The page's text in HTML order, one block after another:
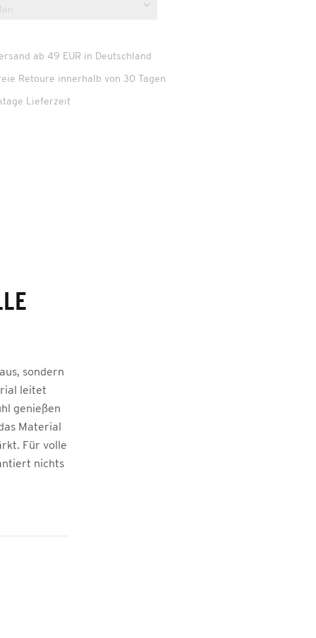
ab 49 EUR in Deutschland
Retoure innerhalb von 30 Tagen
Lieferzeit
sondern
leitet
genießen
Material
Für volle
nichts